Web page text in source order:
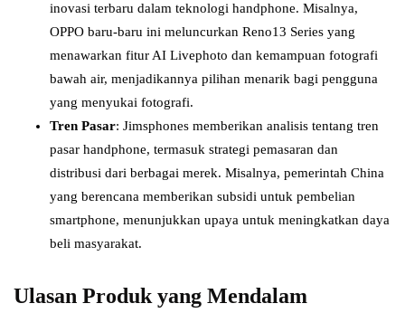
inovasi terbaru dalam teknologi handphone. Misalnya,
OPPO baru-baru ini meluncurkan Reno13 Series yang
menawarkan fitur AI Livephoto dan kemampuan fotografi
bawah air, menjadikannya pilihan menarik bagi pengguna
yang menyukai fotografi.
Tren Pasar: Jimsphones memberikan analisis tentang tren
pasar handphone, termasuk strategi pemasaran dan
distribusi dari berbagai merek. Misalnya, pemerintah China
yang berencana memberikan subsidi untuk pembelian
smartphone, menunjukkan upaya untuk meningkatkan daya
beli masyarakat.
Ulasan Produk yang Mendalam